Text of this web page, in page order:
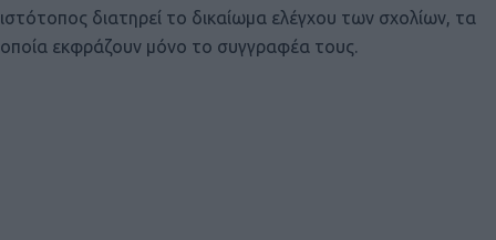
ιστότοπος διατηρεί το δικαίωμα ελέγχου των σχολίων, τα
οποία εκφράζουν μόνο το συγγραφέα τους.